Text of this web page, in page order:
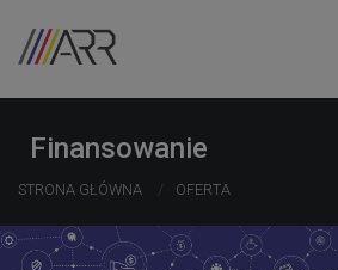
Finansowanie
STRONA GŁÓWNA OFERTA